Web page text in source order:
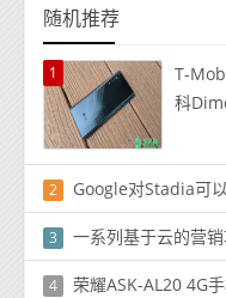
随机推荐
1
T-
科
2 Google对Stadia可以
3 一系列基于云的营销功
4 荣耀ASK-AL20 4G